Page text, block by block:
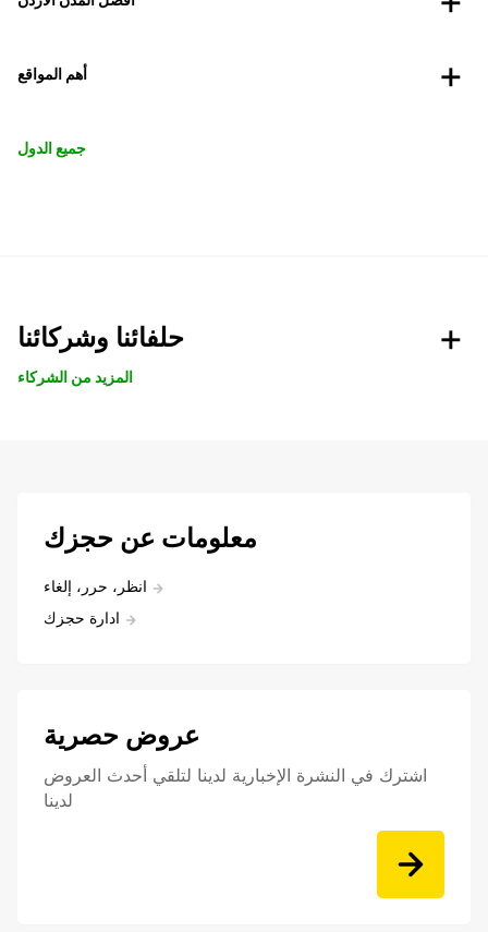
أهم المواقع
جميع الدول
حلفائنا وشركائنا
المزيد من الشركاء
معلومات عن حجزك
انظر، حرر، إلغاء
ادارة حجزك
عروض حصرية
اشترك في النشرة الإخبارية لدينا لتلقي أحدث العروض
لدينا